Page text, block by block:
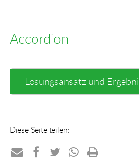
Accordion
Lösungsansatz und
Diese Seite teilen: